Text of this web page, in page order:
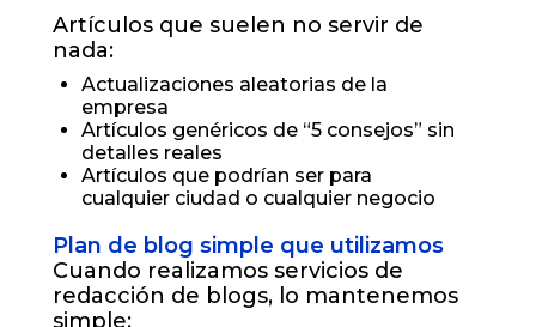
Artículos que suelen no servir de
nada:
Actualizaciones aleatorias de la
empresa
Artículos genéricos de “5 consejos” sin
detalles reales
Artículos que podrían ser para
cualquier ciudad o cualquier negocio
Plan de blog simple que utilizamos
Cuando realizamos servicios de
redacción de blogs, lo mantenemos
simple: